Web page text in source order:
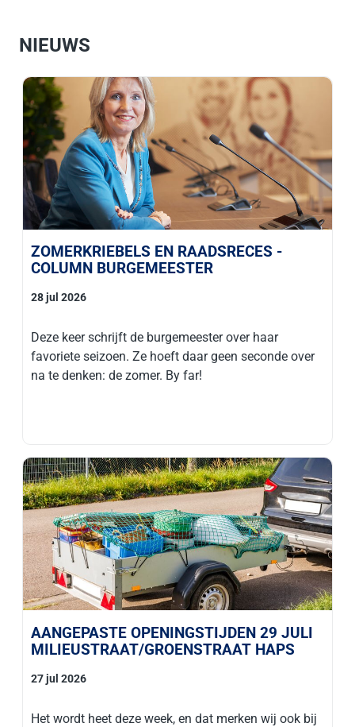
NIEUWS
ZOMERKRIEBELS EN RAADSRECES -
COLUMN BURGEMEESTER
28 jul 2026
Deze keer schrijft de burgemeester over haar
favoriete seizoen. Ze hoeft daar geen seconde over
na te denken: de zomer. By far!
AANGEPASTE OPENINGSTIJDEN 29 JULI
MILIEUSTRAAT/GROENSTRAAT HAPS
27 jul 2026
Het wordt heet deze week, en dat merken wij ook bij